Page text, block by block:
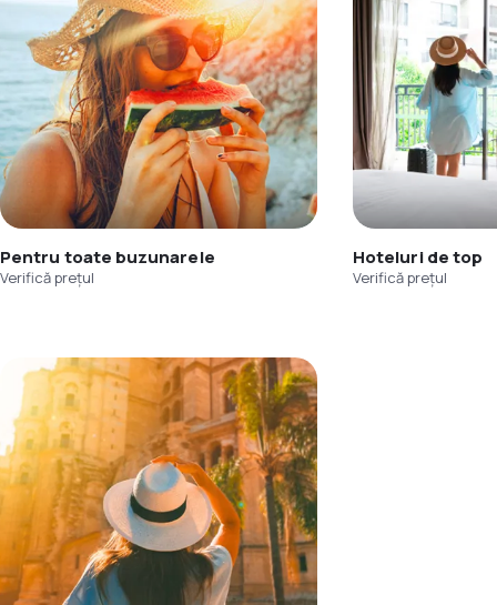
Pentru toate buzunarele
Verifică prețul
Hoteluri de top
Verifică prețul